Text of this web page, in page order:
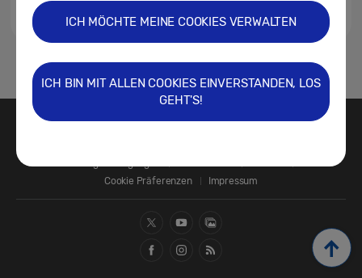
Cookie Präferenzen
Impressum
ICH MÖCHTE MEINE COOKIES VERWALTEN
ICH BIN MIT ALLEN COOKIES EINVERSTANDEN, LOS
GEHT'S!